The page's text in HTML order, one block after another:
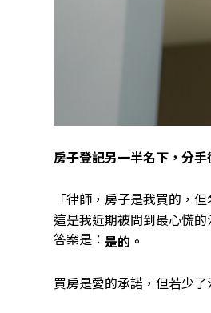
房子登記另一半名下，分
「律師，房子是我買的，
這是我近期被問到最心慌的
答案是：是的。
買房是愛的承諾，但若少